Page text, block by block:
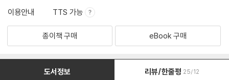
이용안내 TTS 가능
종이책 구매 eBook 구매
도서정보 리뷰/한줄평 25/12